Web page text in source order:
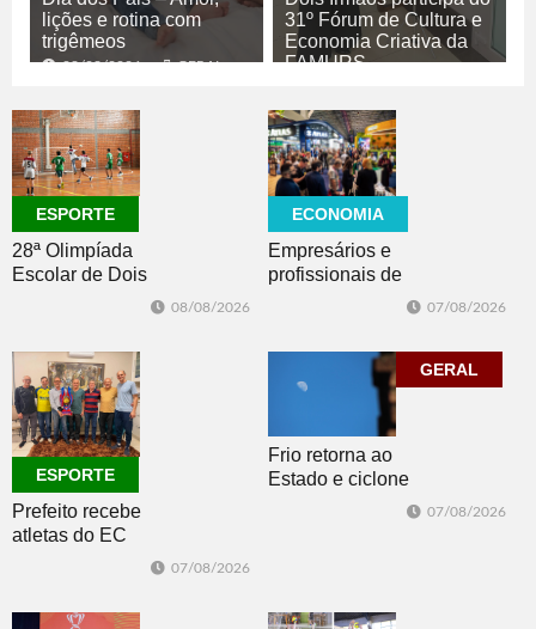
lições e rotina com
trigêmeos
08/08/2026 GERAL
31º Fórum de Cultura e
Economia Criativa da
FAMURS
CULTURA
ESPORTE
28ª Olimpíada
Escolar de Dois
08/08/2026
ECONOMIA
Empresários e
profissionais de
07/08/2026
ESPORTE
Prefeito recebe
atletas do EC
07/08/2026
GERAL
Frio retorna ao
Estado e ciclone
07/08/2026